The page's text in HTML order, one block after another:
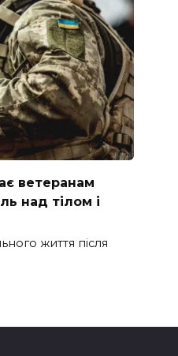
ветеранам
над тілом і
життя після